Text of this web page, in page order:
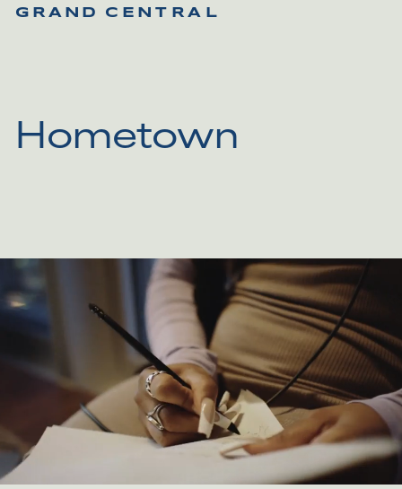
G R A N D C E N T R A L
Hometown